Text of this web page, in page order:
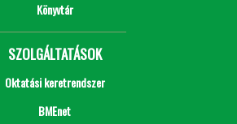
Könyvtár
SZOLGÁLTATÁSOK
Oktatási keretrendszer
BMEnet